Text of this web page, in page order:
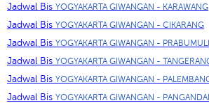
Jadwal Bis YOGYAKARTA GIWANGAN - KARAWANG
Jadwal Bis YOGYAKARTA GIWANGAN - CIKARANG
Jadwal Bis YOGYAKARTA GIWANGAN -
Jadwal Bis YOGYAKARTA GIWANGAN -
Jadwal Bis YOGYAKARTA GIWANGAN -
Jadwal Bis YOGYAKARTA GIWANGAN -